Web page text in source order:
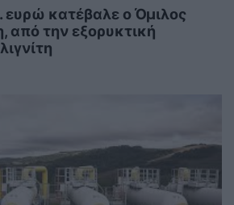
ευρώ κατέβαλε ο Όμιλος
από την εξορυκτική